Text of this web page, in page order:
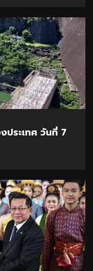
ประเทศ วันที่ 7